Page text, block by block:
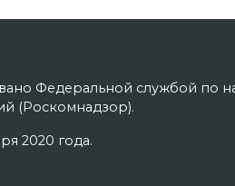
Федеральной службой по
(Роскомнадзор).
2020 года.